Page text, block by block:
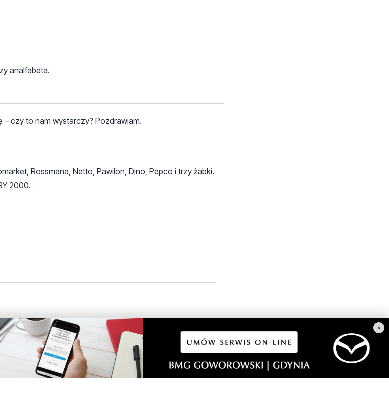
analfabeta.
– czy to nam wystarczy? Pozdrawiam.
Rossmana, Netto, Pawilon, Dino, Pepco i trzy żabki.
2000.
cenach...
×